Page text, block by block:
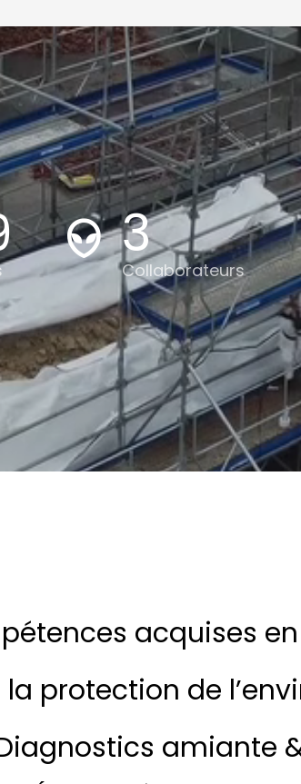
4
Collaborateurs
acquises
protection de
amiante